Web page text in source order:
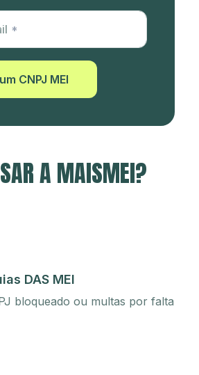
CNPJ MEI
A MAISMEI?
DAS MEI
bloqueado ou multas por falta